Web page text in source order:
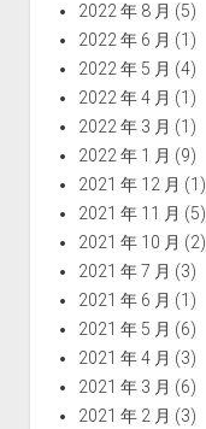
2022 年 8 月 (5)
2022 年 6 月 (1)
2022 年 5 月 (4)
2022 年 4 月 (1)
2022 年 3 月 (1)
2022 年 1 月 (9)
2021 年 12 月 (1)
2021 年 11 月 (5)
2021 年 10 月 (2)
2021 年 7 月 (3)
2021 年 6 月 (1)
2021 年 5 月 (6)
2021 年 4 月 (3)
2021 年 3 月 (6)
2021 年 2 月 (3)